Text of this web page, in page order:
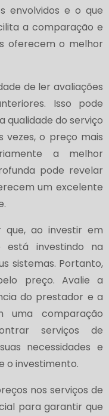
envolvidos e o que
a comparação e
oferecem o melhor
de ler avaliações
Isso pode
qualidade do serviço
vezes, o preço mais
a melhor
pode revelar
um excelente
ao investir em
está investindo na
sistemas. Portanto,
preço. Avalie a
do prestador e a
uma comparação
serviços de
necessidades e
o investimento.
nos serviços de
para garantir que